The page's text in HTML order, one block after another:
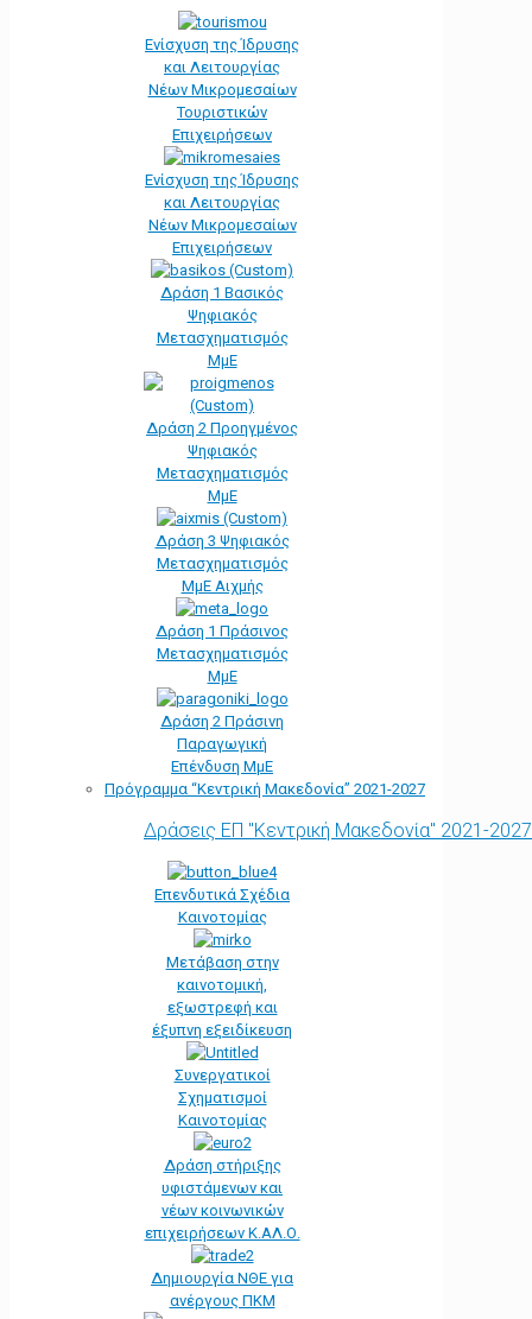
Ενίσχυση της Ίδρυσης
και Λειτουργίας
Νέων Μικρομεσαίων
Τουριστικών
Επιχειρήσεων
Ενίσχυση της Ίδρυσης
και Λειτουργίας
Νέων Μικρομεσαίων
Επιχειρήσεων
Δράση 1 Βασικός
Ψηφιακός
Μετασχηματισμός
ΜμΕ
Δράση 2 Προηγμένος
Ψηφιακός
Μετασχηματισμός
ΜμΕ
Δράση 3 Ψηφιακός
Μετασχηματισμός
ΜμΕ Αιχμής
Δράση 1 Πράσινος
Μετασχηματισμός
ΜμΕ
Δράση 2 Πράσινη
Παραγωγική
Επένδυση ΜμΕ
Πρόγραμμα “Κεντρική Μακεδονία” 2021-2027
Δράσεις ΕΠ "Κεντρική Μακεδονία" 2021-2027
Επενδυτικά Σχέδια
Καινοτομίας
Μετάβαση στην
καινοτομική,
εξωστρεφή και
έξυπνη εξειδίκευση
Συνεργατικοί
Σχηματισμοί
Καινοτομίας
Δράση στήριξης
υφιστάμενων και
νέων κοινωνικών
επιχειρήσεων Κ.ΑΛ.Ο.
Δημιουργία ΝΘΕ για
ανέργους ΠΚΜ